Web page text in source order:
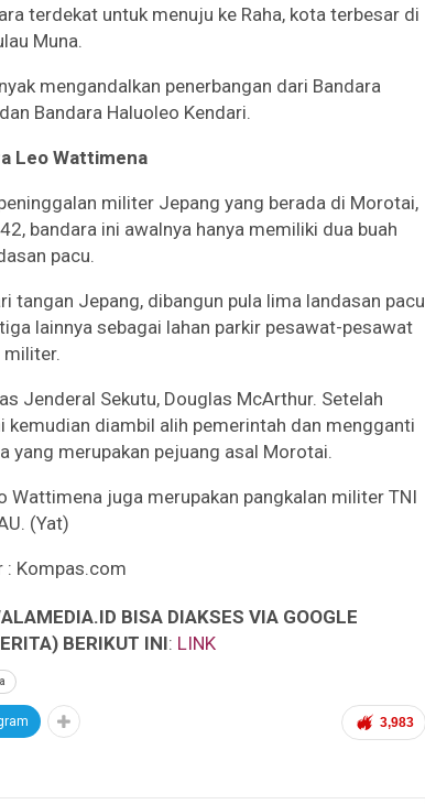
terdekat untuk menuju ke Raha, kota terbesar di
Muna.
mengandalkan penerbangan dari Bandara
Bandara Haluoleo Kendari.
Leo Wattimena
militer Jepang yang berada di Morotai,
bandara ini awalnya hanya memiliki dua buah
pacu.
tangan Jepang, dibangun pula lima landasan pacu
lainnya sebagai lahan parkir pesawat-pesawat
militer.
Jenderal Sekutu, Douglas McArthur. Setelah
kemudian diambil alih pemerintah dan mengganti
yang merupakan pejuang asal Morotai.
Wattimena juga merupakan pangkalan militer TNI
(Yat)
: Kompas.com
BISA DIAKSES VIA GOOGLE
BERIKUT INI: LINK
3,983